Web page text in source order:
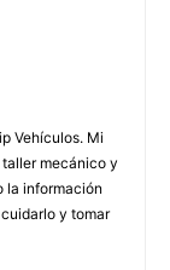
Vehículos. Mi
mecánico y
la información
y tomar